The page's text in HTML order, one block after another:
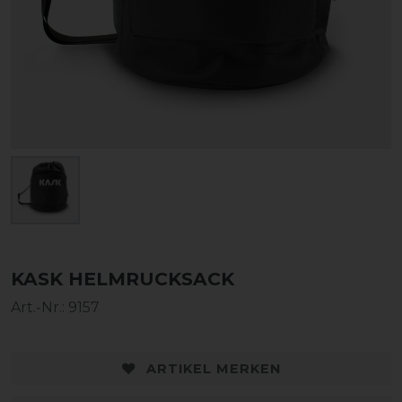
KASK HELMRUCKSACK
Art.-Nr.: 9157
ARTIKEL MERKEN